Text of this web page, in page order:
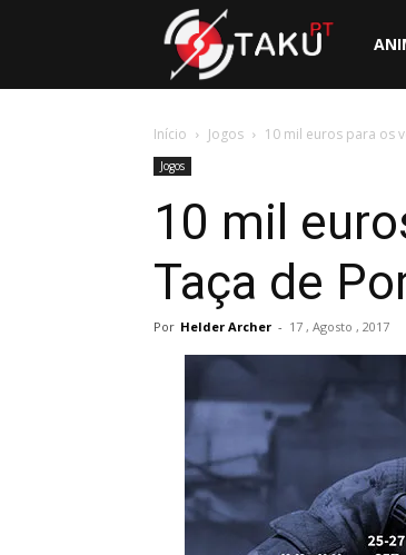
Início Jogos 10 mil euros para os
Jogos
10 mil
Taça de
Por Helder Archer - 17 , Agosto , 2017